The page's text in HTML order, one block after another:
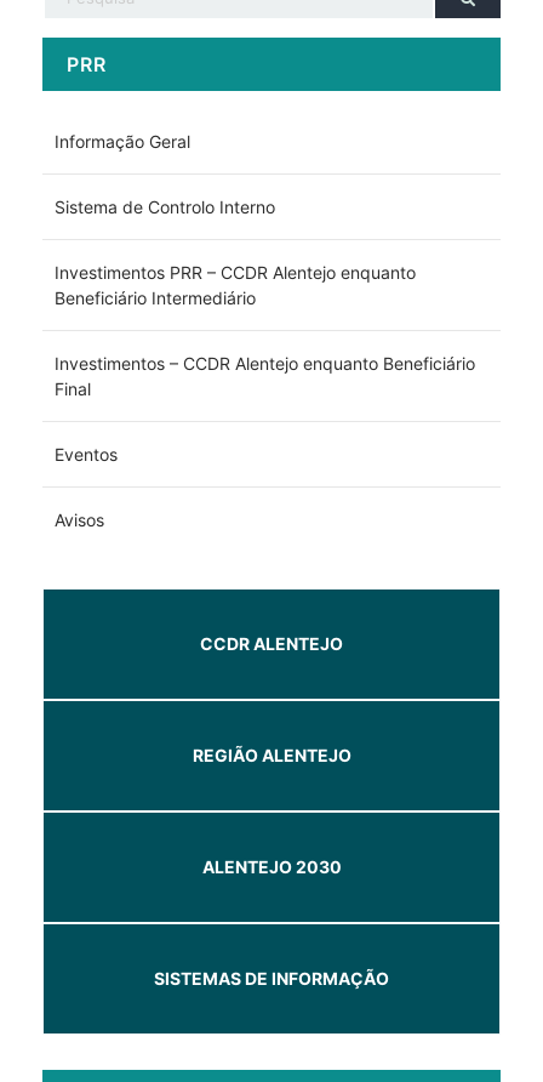
PRR
Informação Geral
Sistema de Controlo Interno
Investimentos PRR – CCDR Alentejo enquanto
Beneficiário Intermediário
Investimentos – CCDR Alentejo enquanto Beneficiário
Final
Eventos
Avisos
CCDR ALENTEJO
REGIÃO ALENTEJO
ALENTEJO 2030
SISTEMAS DE INFORMAÇÃO